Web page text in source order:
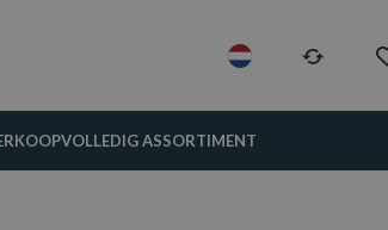
VOLLEDIG ASSORTIMENT